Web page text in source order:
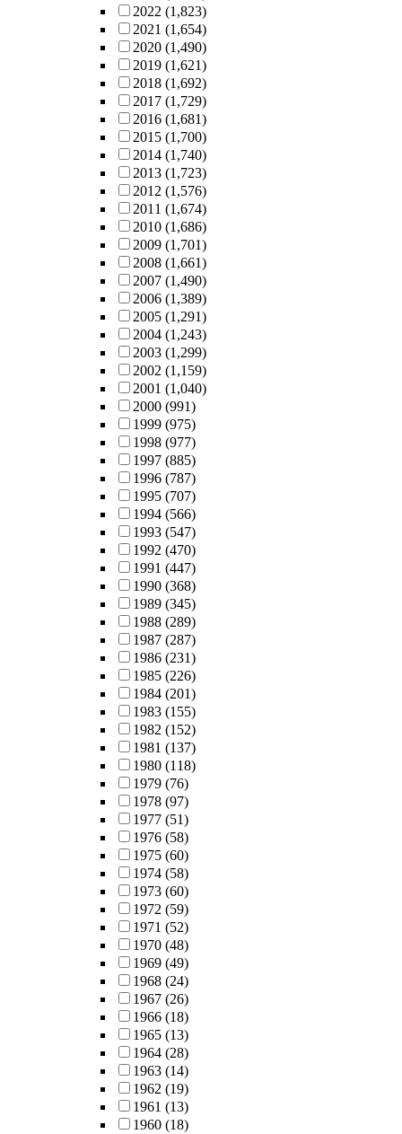
2022 (1,823)
2021 (1,654)
2020 (1,490)
2019 (1,621)
2018 (1,692)
2017 (1,729)
2016 (1,681)
2015 (1,700)
2014 (1,740)
2013 (1,723)
2012 (1,576)
2011 (1,674)
2010 (1,686)
2009 (1,701)
2008 (1,661)
2007 (1,490)
2006 (1,389)
2005 (1,291)
2004 (1,243)
2003 (1,299)
2002 (1,159)
2001 (1,040)
2000 (991)
1999 (975)
1998 (977)
1997 (885)
1996 (787)
1995 (707)
1994 (566)
1993 (547)
1992 (470)
1991 (447)
1990 (368)
1989 (345)
1988 (289)
1987 (287)
1986 (231)
1985 (226)
1984 (201)
1983 (155)
1982 (152)
1981 (137)
1980 (118)
1979 (76)
1978 (97)
1977 (51)
1976 (58)
1975 (60)
1974 (58)
1973 (60)
1972 (59)
1971 (52)
1970 (48)
1969 (49)
1968 (24)
1967 (26)
1966 (18)
1965 (13)
1964 (28)
1963 (14)
1962 (19)
1961 (13)
1960 (18)